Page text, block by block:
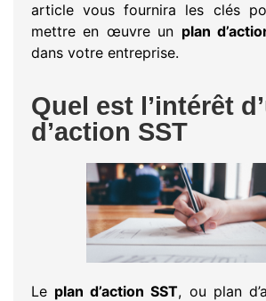
article vous fournira les clés
mettre en œuvre un plan
dans votre entreprise.
Quel est l’intérêt
d’action SST
Le plan d’action SST, ou plan